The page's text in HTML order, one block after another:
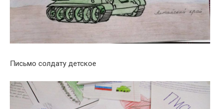
Письмо солдату детское